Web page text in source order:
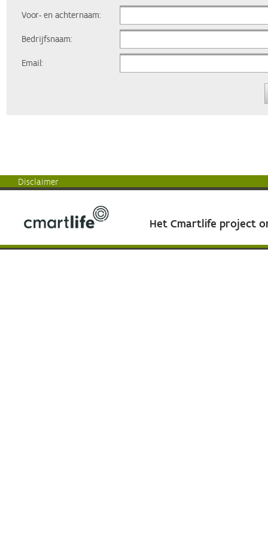
Voor- en achternaam:
Bedrijfsnaam:
Email:
Disclaimer
Het Cmartlife project